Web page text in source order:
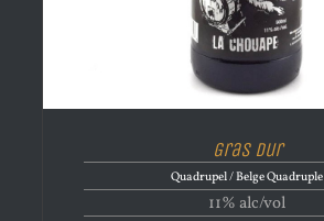
Gras dur
Quadrupel / Belge Quadruple
11% alc/vol